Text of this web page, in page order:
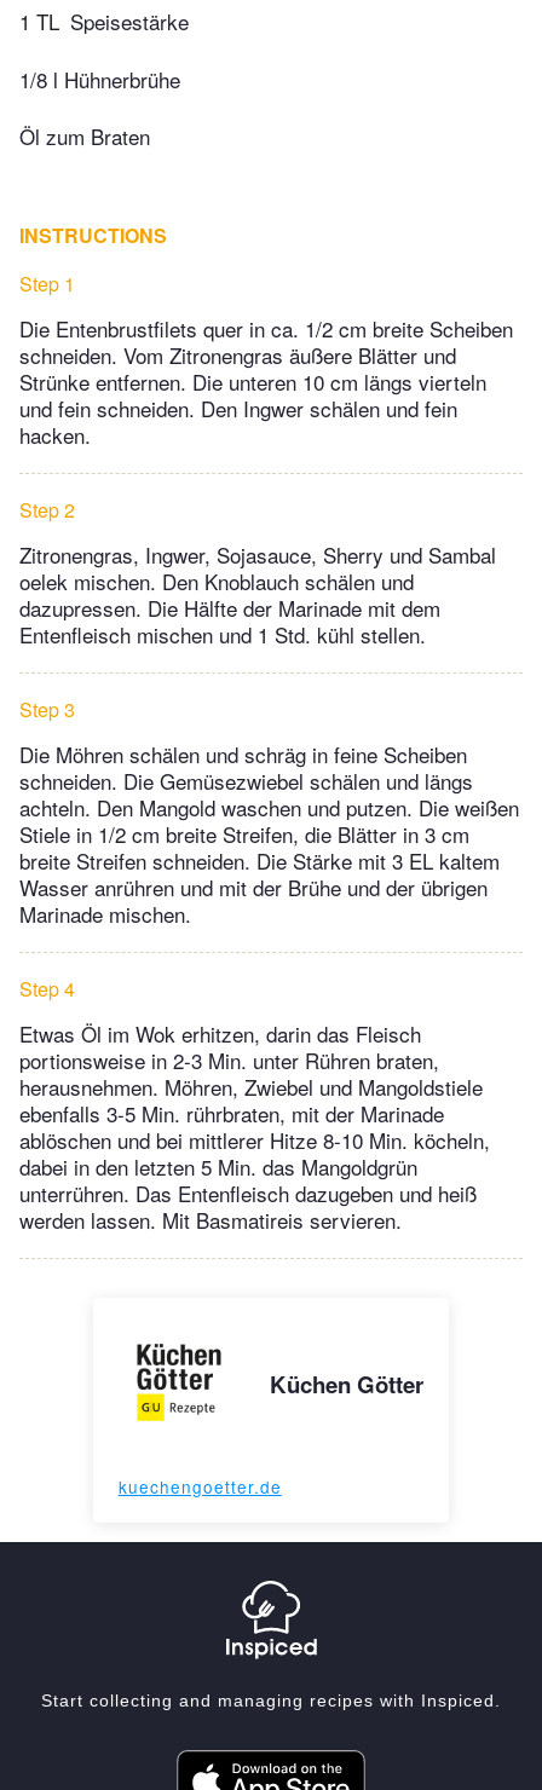
1 TL Speisestärke
1/8 l Hühnerbrühe
Öl zum Braten
INSTRUCTIONS
Step 1
Die Entenbrustfilets quer in ca. 1/2 cm breite Scheiben
schneiden. Vom Zitronengras äußere Blätter und
Strünke entfernen. Die unteren 10 cm längs vierteln
und fein schneiden. Den Ingwer schälen und fein
hacken.
Step 2
Zitronengras, Ingwer, Sojasauce, Sherry und Sambal
oelek mischen. Den Knoblauch schälen und
dazupressen. Die Hälfte der Marinade mit dem
Entenfleisch mischen und 1 Std. kühl stellen.
Step 3
Die Möhren schälen und schräg in feine Scheiben
schneiden. Die Gemüsezwiebel schälen und längs
achteln. Den Mangold waschen und putzen. Die weißen
Stiele in 1/2 cm breite Streifen, die Blätter in 3 cm
breite Streifen schneiden. Die Stärke mit 3 EL kaltem
Wasser anrühren und mit der Brühe und der übrigen
Marinade mischen.
Step 4
Etwas Öl im Wok erhitzen, darin das Fleisch
portionsweise in 2-3 Min. unter Rühren braten,
herausnehmen. Möhren, Zwiebel und Mangoldstiele
ebenfalls 3-5 Min. rührbraten, mit der Marinade
ablöschen und bei mittlerer Hitze 8-10 Min. köcheln,
dabei in den letzten 5 Min. das Mangoldgrün
unterrühren. Das Entenfleisch dazugeben und heiß
werden lassen. Mit Basmatireis servieren.
Küchen Götter
kuechengoetter.de
Start collecting and managing recipes with Inspiced.